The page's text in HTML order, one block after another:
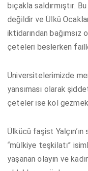
bıçakla saldırmıştır.
değildir ve Ülkü
iktidarından bağımsız
çeteleri beslerken
Üniversitelerimizde
yansıması olarak
çeteler ise kol
Ülkücü faşist Yalçın’ın
“mülkiye teşkilatı”
yaşanan olayın ve